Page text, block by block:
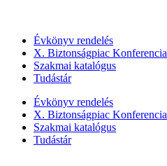
Évkönyv rendelés
X. Biztonságpiac Konferencia
Szakmai katalógus
Tudástár
Évkönyv rendelés
X. Biztonságpiac Konferencia
Szakmai katalógus
Tudástár